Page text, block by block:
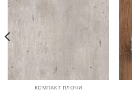
Add to
wishlist
КОМПАКТ ПЛОЧИ